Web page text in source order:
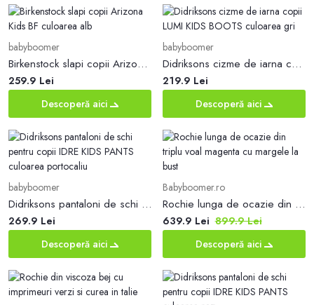
babyboomer
Birkenstock slapi copii Arizona Kids BF culoarea alb
259.9 Lei
Descoperă aici
babyboomer
Didriksons cizme de iarna copii LUMI KIDS BOOTS culoarea gri
219.9 Lei
Descoperă aici
babyboomer
Didriksons pantaloni de schi pentru copii IDRE KIDS PANTS culoarea portocaliu
269.9 Lei
Descoperă aici
Babyboomer.ro
Rochie lunga de ocazie din triplu voal magenta cu margele la bust
639.9 Lei 899.9 Lei
Descoperă aici